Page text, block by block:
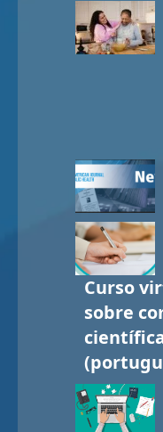
Curso
sobre